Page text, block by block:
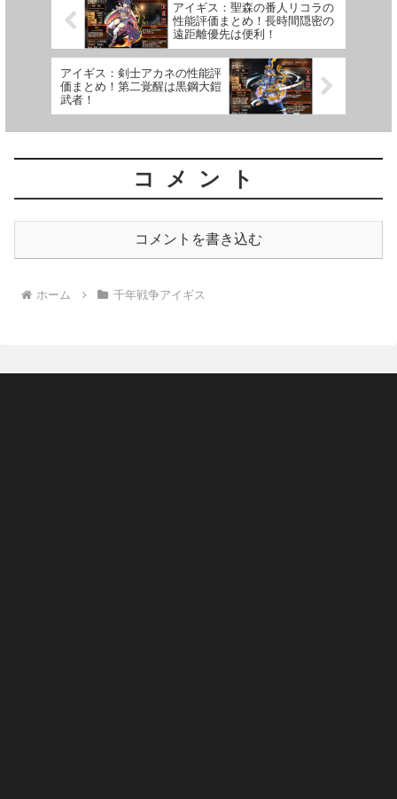
アイギス：聖森の番人リコラの
性能評価まとめ！長時間隠密の
遠距離優先は便利！
アイギス：剣士アカネの性能評
価まとめ！第二覚醒は黒鋼大鎧
武者！
コメント
コメントを書き込む
ホーム 千年戦争アイギス